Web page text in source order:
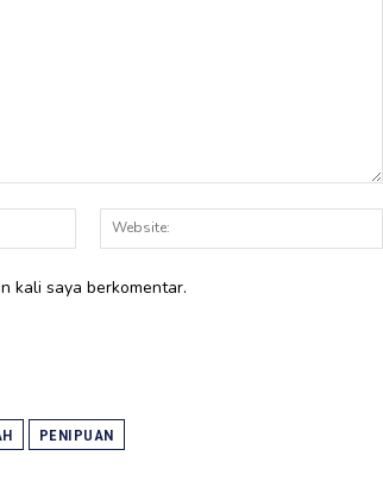
Email:*
kali saya berkomentar.
PENIPUAN